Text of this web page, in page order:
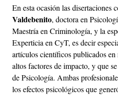
En esta ocasión las disertaciones
Valdebenito, doctora en
Maestría en Criminología, y la
Experticia en CyT, es decir
artículos científicos publicados en
altos factores de impacto, y que
de Psicología. Ambas
los efectos psicológicos que